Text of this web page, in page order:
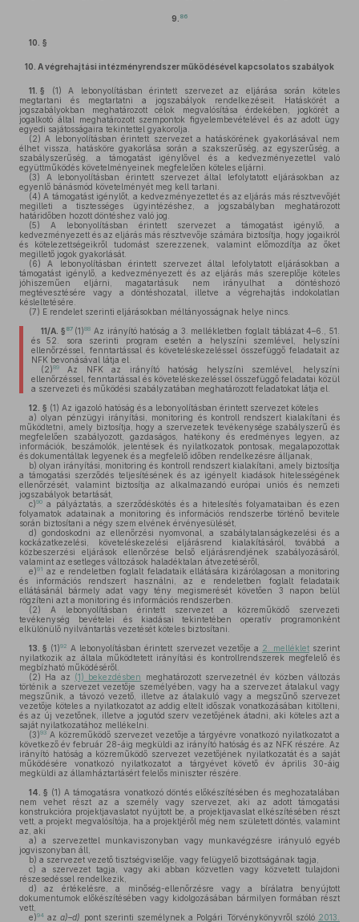
9. 86
10. §
10. A végrehajtási intézményrendszer működésével kapcsolatos szabályok
11. § (1) A lebonyolításban érintett szervezet az eljárása során köteles
megtartani és megtartatni a jogszabályok rendelkezéseit. Hatáskörét a
jogszabályokban meghatározott célok megvalósítása érdekében, jogkörét a
jogalkotó által meghatározott szempontok figyelembevételével és az adott ügy
egyedi sajátosságaira tekintettel gyakorolja.
(2) A lebonyolításban érintett szervezet a hatáskörének gyakorlásával nem
élhet vissza, hatásköre gyakorlása során a szakszerűség, az egyszerűség, a
szabályszerűség, a támogatást igénylővel és a kedvezményezettel való
együttműködés követelményeinek megfelelően köteles eljárni.
(3) A lebonyolításban érintett szervezet által lefolytatott eljárásokban az
egyenlő bánásmód követelményét meg kell tartani.
(4) A támogatást igénylőt, a kedvezményezettet és az eljárás más résztvevőjét
megilleti a tisztességes ügyintézéshez, a jogszabályban meghatározott
határidőben hozott döntéshez való jog.
(5) A lebonyolításban érintett szervezet a támogatást igénylő, a
kedvezményezett és az eljárás más résztvevője számára biztosítja, hogy jogaikról
és kötelezettségeikről tudomást szerezzenek, valamint előmozdítja az őket
megillető jogok gyakorlását.
(6) A lebonyolításban érintett szervezet által lefolytatott eljárásokban a
támogatást igénylő, a kedvezményezett és az eljárás más szereplője köteles
jóhiszeműen eljárni, magatartásuk nem irányulhat a döntéshozó
megtévesztésére vagy a döntéshozatal, illetve a végrehajtás indokolatlan
késleltetésére.
(7) E rendelet szerinti eljárásokban méltányosságnak helye nincs.
11/A. § 87 (1)88 Az irányító hatóság a 3. mellékletben foglalt táblázat 4–6., 51.
és 52. sora szerinti program esetén a helyszíni szemlével, helyszíni
ellenőrzéssel, fenntartással és követeléskezeléssel összefüggő feladatait az
NFK bevonásával látja el.
(2)89Az NFK az irányító hatóság helyszíni szemlével, helyszíni
ellenőrzéssel, fenntartással és követeléskezeléssel összefüggő feladatai közül
a szervezeti és működési szabályzatában meghatározott feladatokat látja el.
12. § (1) Az igazoló hatóság és a lebonyolításban érintett szervezet köteles
a) olyan pénzügyi irányítási, monitoring és kontroll rendszert kialakítani és
működtetni, amely biztosítja, hogy a szervezetek tevékenysége szabályszerű és
megfelelően szabályozott, gazdaságos, hatékony és eredményes legyen, az
információk, beszámolók, jelentések és nyilatkozatok pontosak, megalapozottak
és dokumentáltak legyenek és a megfelelő időben rendelkezésre álljanak,
b) olyan irányítási, monitoring és kontroll rendszert kialakítani, amely biztosítja
a támogatási szerződés teljesítésének és az igényelt kiadások hitelességének
ellenőrzését, valamint biztosítja az alkalmazandó európai uniós és nemzeti
jogszabályok betartását,
c)90 a pályáztatás, a szerződéskötés és a hitelesítés folyamataiban és ezen
folyamatok adatainak a monitoring és információs rendszerbe történő bevitele
során biztosítani a négy szem elvének érvényesülését,
d) gondoskodni az ellenőrzési nyomvonal, a szabálytalanságkezelési és a
kockázatkezelési, követeléskezelési eljárásrend kialakításáról, továbbá a
közbeszerzési eljárások ellenőrzése belső eljárásrendjének szabályozásáról,
valamint az esetleges változások haladéktalan átvezetéséről,
e)91 az e rendeletben foglalt feladataik ellátására kizárólagosan a monitoring
és információs rendszert használni, az e rendeletben foglalt feladataik
ellátásánál bármely adat vagy tény megismerését követően 3 napon belül
rögzíteni azt a monitoring és információs rendszerben.
(2) A lebonyolításban érintett szervezet a közreműködő szervezeti
tevékenység bevételei és kiadásai tekintetében operatív programonként
elkülönülő nyilvántartás vezetését köteles biztosítani.
13. § (1)92 A lebonyolításban érintett szervezet vezetője a 2. mellékletszerint
nyilatkozik az általa működtetett irányítási és kontrollrendszerek megfelelő és
megbízható működéséről.
(2) Ha az (1) bekezdésben
meghatározott szervezetnél év közben változás
történik a szervezet vezetője személyében, vagy ha a szervezet átalakul vagy
megszűnik, a távozó vezető, illetve az átalakuló vagy a megszűnő szervezet
vezetője köteles a nyilatkozatot az addig eltelt időszak vonatkozásában kitölteni,
és az új vezetőnek, illetve a jogutód szerv vezetőjének átadni, aki köteles azt a
saját nyilatkozatához mellékelni.
(3)93 A közreműködő szervezet vezetője a tárgyévre vonatkozó nyilatkozatot a
következő év február 28-áig megküldi az irányító hatóság és az NFK részére. Az
irányító hatóság a közreműködő szervezet vezetőjének nyilatkozatát és a saját
működésére vonatkozó nyilatkozatot a tárgyévet követő év április 30-áig
megküldi az államháztartásért felelős miniszter részére.
14. § (1) A támogatásra vonatkozó döntés előkészítésében és meghozatalában
nem vehet részt az a személy vagy szervezet, aki az adott támogatási
konstrukcióra projektjavaslatot nyújtott be, a projektjavaslat elkészítésében részt
vett, a projekt megvalósítója, ha a projektjéről még nem született döntés, valamint
az, aki
a) a szervezettel munkaviszonyban vagy munkavégzésre irányuló egyéb
jogviszonyban áll,
b) a szervezet vezető tisztségviselője, vagy felügyelő bizottságának tagja,
c) a szervezet tagja, vagy aki abban közvetlen vagy közvetett tulajdoni
részesedéssel rendelkezik,
d) az értékelésre, a minőség-ellenőrzésre vagy a bírálatra benyújtott
dokumentumok előkészítésében vagy kidolgozásában bármilyen formában részt
vett,
e)94 aza)–d) pont szerinti személynek a Polgári Törvénykönyvről szóló 2013.